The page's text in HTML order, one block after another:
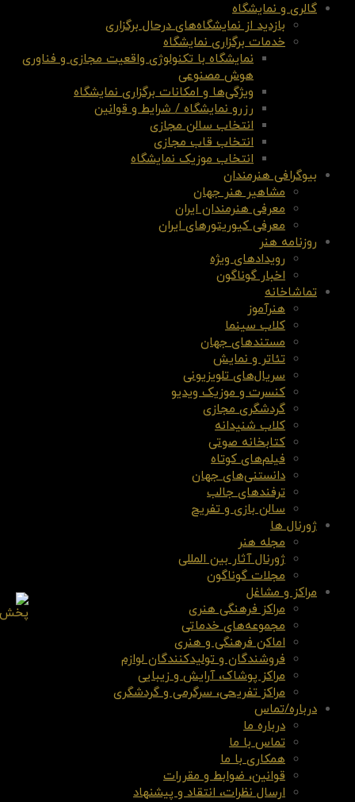
گالری و نمایشگاه
بازدید از نمایشگاه‌های درحال برگزاری
خدمات برگزاری نمایشگاه
نمایشگاه با تکنولوژی واقعیت مجازی و فناوری
هوش مصنوعی
ویژگی‌ها و امکانات برگزاری نمایشگاه
رزرو نمایشگاه / شرایط و قوانین
انتخاب سالن مجازی
انتخاب قاب مجازی
انتخاب موزیک نمایشگاه
بیوگرافی هنرمندان
مشاهیر هنر جهان
معرفی هنرمندان ایران
معرفی کیوریتورهای ایران
روزنامه هنر
رویدادهای ویژه
اخبار گوناگون
تماشاخانه
هنرآموز
کلاب سینما
مستندهای جهان
تئاتر و نمایش
سریال‌های تلویزیونی
کنسرت و موزیک ویدیو
گردشگری مجازی
کلاب شنیدانه
کتابخانه صوتی
فیلم‌های کوتاه
دانستنی‌های جهان
ترفندهای جالب
سالن بازی و تفریح
ژورنال ها
مجله هنر
ژورنال آثار بین المللی
مجلات گوناگون
مراکز و مشاغل
مراکز فرهنگی هنری
مجموعه‌های خدماتی
اماکن فرهنگی و هنری
فروشندگان و تولیدکنندگان لوازم
مراکز پوشاک، آرایش و زیبایی
مراکز تفریحی، سرگرمی و گردشگری
درباره/تماس
درباره ما
تماس با ما
همکاری با ما
قوانین، ضوابط و مقررات
ارسال نظرات، انتقاد و پیشنهاد